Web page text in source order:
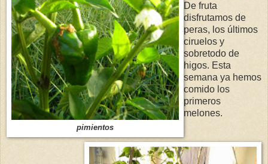
pimientos
De fruta
disfrutamos de
peras, los últimos
ciruelos y
sobretodo de
higos. Esta
semana ya hemos
comido los
primeros
melones.